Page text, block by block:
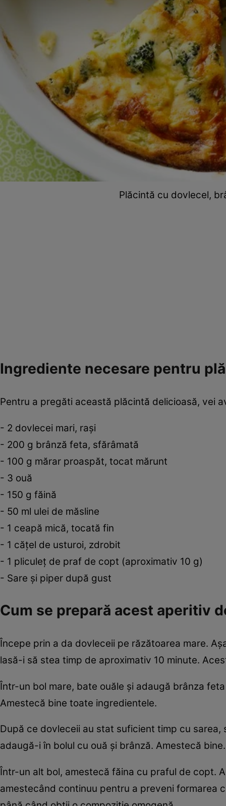
Plăcintă cu dovlecel,
Ingrediente necesare pentru
Pentru a pregăti această plăcintă delicioasă, vei
- 2 dovlecei mari, rași
- 200 g brânză feta, sfărâmată
- 100 g mărar proaspăt, tocat mărunt
- 3 ouă
- 150 g făină
- 50 ml ulei de măsline
- 1 ceapă mică, tocată fin
- 1 cățel de usturoi, zdrobit
- 1 pliculeț de praf de copt (aproximativ 10 g)
- Sare și piper după gust
Cum se prepară acest aperitiv
Începe prin a da dovleceii pe răzătoarea mare.
lasă-i să stea timp de aproximativ 10 minute.
Într-un bol mare, bate ouăle și adaugă brânza
Amestecă bine toate ingredientele.
După ce dovleceii au stat suficient timp cu
adaugă-i în bolul cu ouă și brânză. Amestecă bine.
Într-un alt bol, amestecă făina cu praful de copt.
amestecând continuu pentru a preveni formarea